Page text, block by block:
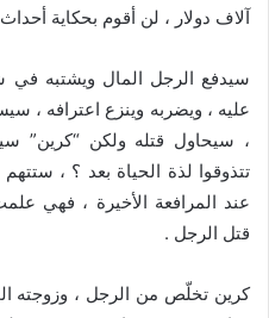
آلاف دولار ، لن أقوم بحكاية
سيدفع الرجل المال ويشتبه
عليه ، ويضربه وينزع اعترافه ،
، سيحاول قتله ولكن “كرين”
تتذوقوا لذة الحياة بعد ؟ ،
عند المرافعة الأخيرة ، فهي
قتل الرجل .
كرين تخلّص من الرجل ، وزوجته